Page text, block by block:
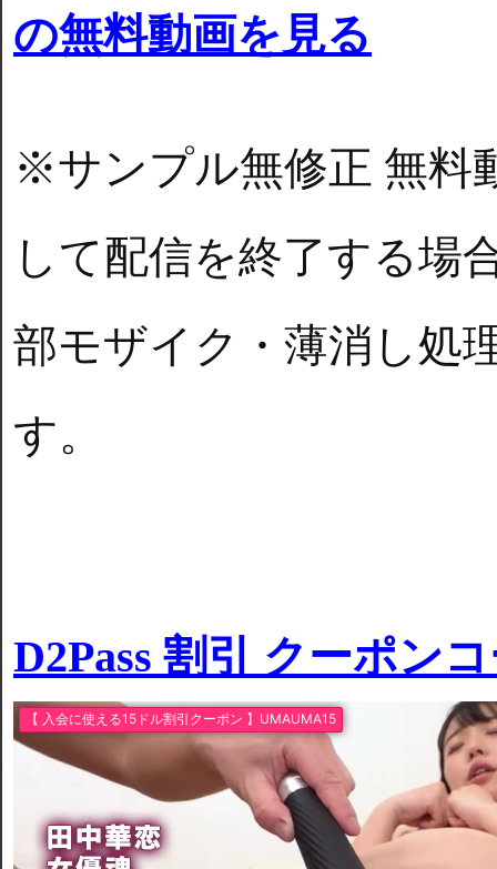
の無料動画を見る
※サンプル無修正 無料
して配信を終了する
部モザイク・薄消し処
す。
D2Pass 割引 クーポン